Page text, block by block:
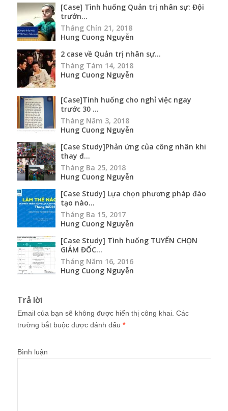
[Case] Tình huống Quản trị nhân sự: Đội
trưởn...
Tháng Chín 21, 2018
Hung Cuong Nguyễn
2 case về Quản trị nhân sự...
Tháng Tám 14, 2018
Hung Cuong Nguyễn
[Case]Tình huống cho nghỉ việc ngay
trước 30 ...
Tháng Năm 3, 2018
Hung Cuong Nguyễn
[Case Study]Phản ứng của công nhân khi
thay đ...
Tháng Ba 25, 2018
Hung Cuong Nguyễn
[Case Study] Lựa chọn phương pháp đào
tạo nào...
Tháng Ba 15, 2017
Hung Cuong Nguyễn
[Case Study] Tình huống TUYỂN CHỌN
GIÁM ĐỐC...
Tháng Năm 16, 2016
Hung Cuong Nguyễn
Trả lời
Email của bạn sẽ không được hiển thị công khai. Các
trường bắt buộc được đánh dấu *
Bình luận